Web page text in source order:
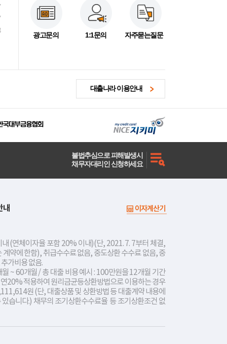
광고문의 1:1문의 자주묻는질문
대출나라 이용안내
불법추심으로 피해발생시
채무자대리인 신청하세요
내 이자계산기
(연체이자율 포함 20% 이내)(단, 2021. 7. 7부터 체결,
계약에 한함), 취급수수료 없음, 중도상환 수수료 없음, 중
가비용 없음.
월 ~ 60개월 / 총 대출 비용 예시 : 100만원을 12개월 기간
20% 적용하여 원리금균등상환방법으로 이용하는 경우
원 (단, 대출상품 및 상환방법 등 대출계약 내용에
습니다.) 채무의 조기상환수수료율 등 조기상환조건 없